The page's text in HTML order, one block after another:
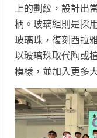
上的劃紋，設計出
柄。玻璃組則是採
玻璃珠，復刻西拉
以玻璃珠取代陶或
模樣，並加入更多